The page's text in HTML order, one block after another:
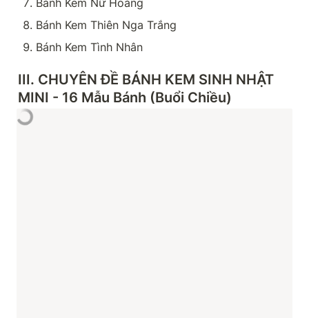
Bánh Kem Thiên Nga Trắng
Bánh Kem Tình Nhân
III. CHUYÊN ĐỀ BÁNH KEM SINH NHẬT
MINI - 16 Mẫu Bánh (Buổi Chiều)